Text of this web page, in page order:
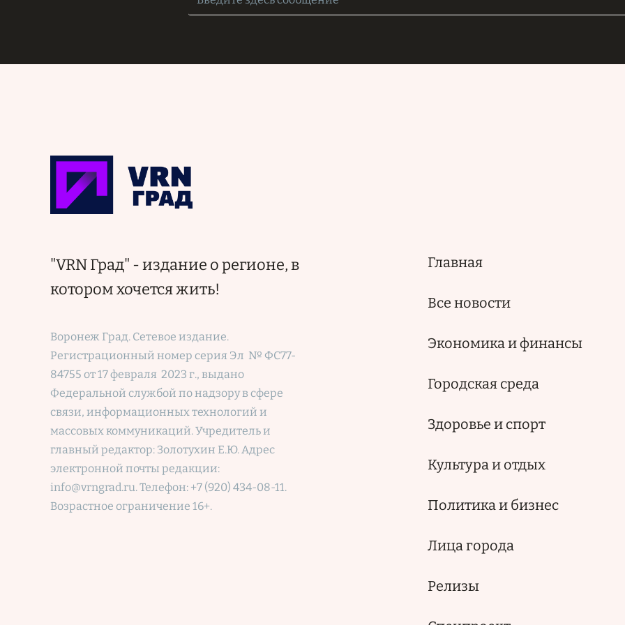
"VRN Град" - издание о регионе, в
котором хочется жить!
Воронеж Град. Сетевое издание.
Регистрационный номер серия Эл № ФС77-
84755 от 17 февраля 2023 г., выдано
Федеральной службой по надзору в сфере
связи, информационных технологий и
массовых коммуникаций. Учредитель и
главный редактор: Золотухин Е.Ю. Адрес
электронной почты редакции:
info@vrngrad.ru. Телефон: +7 (920) 434-08-11.
Возрастное ограничение 16+.
Основная
Главная
Все новости
Экономика и финансы
Городская среда
Здоровье и спорт
Культура и отдых
Политика и бизнес
Лица города
Релизы